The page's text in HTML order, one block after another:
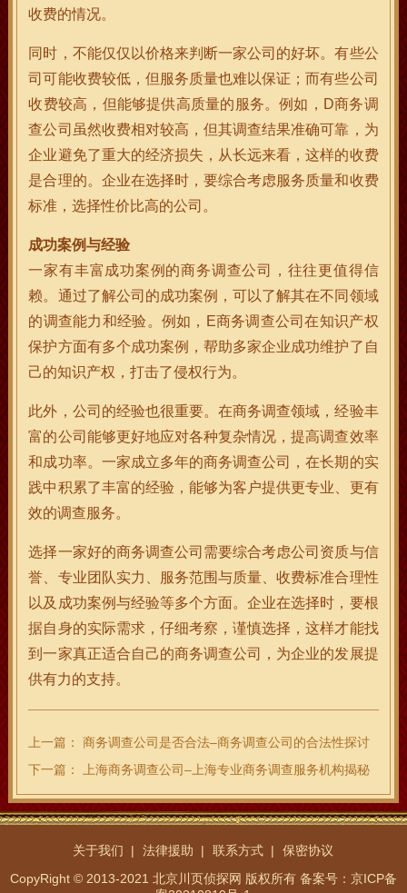
收费的情况。
同时，不能仅仅以价格来判断一家公司的好坏。有些公
司可能收费较低，但服务质量也难以保证；而有些公司
收费较高，但能够提供高质量的服务。例如，D商务调
查公司虽然收费相对较高，但其调查结果准确可靠，为
企业避免了重大的经济损失，从长远来看，这样的收费
是合理的。企业在选择时，要综合考虑服务质量和收费
标准，选择性价比高的公司。
成功案例与经验
一家有丰富成功案例的商务调查公司，往往更值得信
赖。通过了解公司的成功案例，可以了解其在不同领域
的调查能力和经验。例如，E商务调查公司在知识产权
保护方面有多个成功案例，帮助多家企业成功维护了自
己的知识产权，打击了侵权行为。
此外，公司的经验也很重要。在商务调查领域，经验丰
富的公司能够更好地应对各种复杂情况，提高调查效率
和成功率。一家成立多年的商务调查公司，在长期的实
践中积累了丰富的经验，能够为客户提供更专业、更有
效的调查服务。
选择一家好的商务调查公司需要综合考虑公司资质与信
誉、专业团队实力、服务范围与质量、收费标准合理性
以及成功案例与经验等多个方面。企业在选择时，要根
据自身的实际需求，仔细考察，谨慎选择，这样才能找
到一家真正适合自己的商务调查公司，为企业的发展提
供有力的支持。
上一篇：
商务调查公司是否合法–商务调查公司的合法性探讨
下一篇：
上海商务调查公司–上海专业商务调查服务机构揭秘
关于我们 法律援助 联系方式
保密协议
CopyRight © 2013-2021 北京川页侦探网 版权所有 备案号：京ICP备